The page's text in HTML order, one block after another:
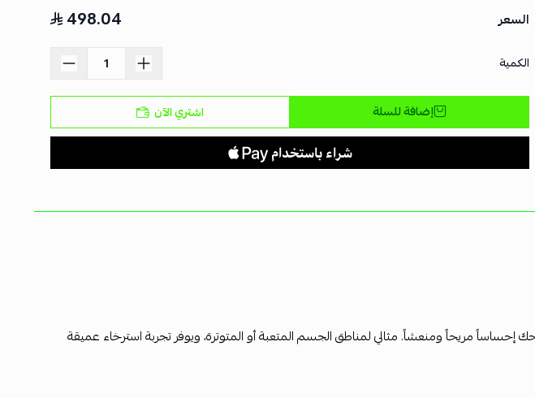
السعر 498.04
الكمية
إضافة للسلة اشتري الآن
إحساساً مريحاً ومنعشاً. مثالي لمناطق الجسم المتعبة أو المتوترة، ويوفر تجربة استرخاء عميقة